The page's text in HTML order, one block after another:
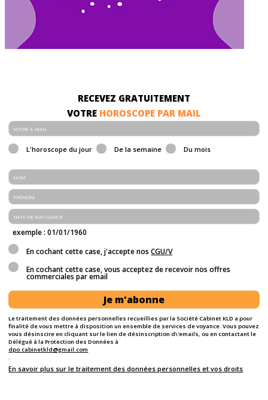
RECEVEZ GRATUITEMENT
VOTRE HOROSCOPE PAR MAIL
L'horoscope du jour De la semaine Du mois
exemple : 01/01/1960
En cochant cette case, j'accepte nosCGU/V
En cochant cette case, vous acceptez de recevoir nos offres
commerciales par email
Je m'abonne
Le traitement des données personnelles recueillies par la Société Cabinet KLD a pour
finalité de vous mettre à disposition un ensemble de services de voyance. Vous pouvez
vous désinscire en cliquant sur le lien de désinscription d\'emails, ou en contactant le
Délégué à la Protection des Données à
dpo.cabinetkld@gmail.com
.
En savoir plus sur le traitement des données personnelles et vos droits